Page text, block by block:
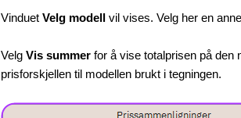
VinduetVelg modell vil vises. Velg her en
VelgVis summer for å vise totalprisen på den
prisforskjellen til modellen brukt i tegningen.